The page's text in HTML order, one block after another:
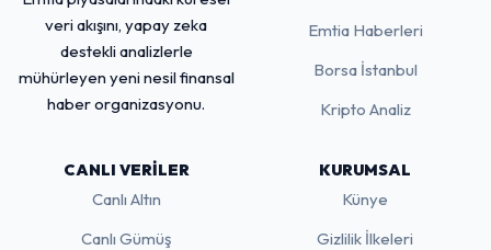
veri akışını, yapay zeka
destekli analizlerle
mühürleyen yeni nesil finansal
haber organizasyonu.
Emtia Haberleri
Borsa İstanbul
Kripto Analiz
CANLI VERILER
Canlı Altın
Canlı Gümüş
KURUMSAL
Künye
Gizlilik İlkeleri